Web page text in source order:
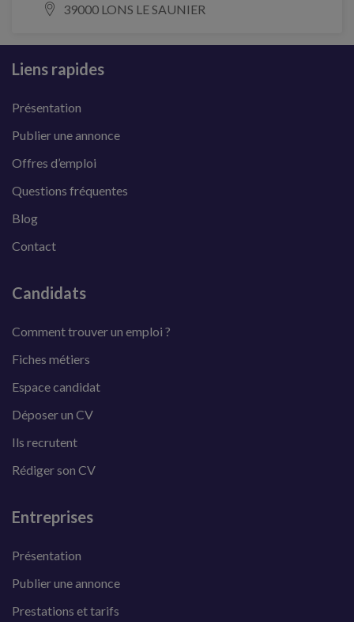
39000 LONS LE SAUNIER
Liens rapides
Présentation
Publier une annonce
Offres d’emploi
Questions fréquentes
Blog
Contact
Candidats
Comment trouver un emploi ?
Fiches métiers
Espace candidat
Déposer un CV
Ils recrutent
Rédiger son CV
Entreprises
Présentation
Publier une annonce
Prestations et tarifs